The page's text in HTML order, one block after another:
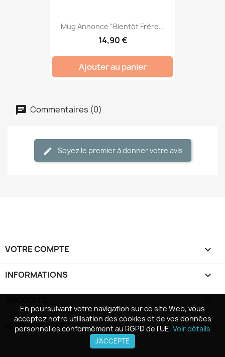
En poursuivant votre navigation sur ce site Web, vous
acceptez notre utilisation des cookies et de vos données
personnelles conformément au RGPD de l'UE. Voir détails
J'ACCEPTE
Mug Annonce "Bientôt Frère...
14,90 €
Ajouter au panier
Commentaires (0)
Soyez le premier à donner votre avis
VOTRE COMPTE 
INFORMATIONS keyboard_arrow_down
NOTRE SOCIÉTÉ 
En poursuivant votre navigation sur ce site Web, vous
acceptez notre utilisation des cookies et de vos données
personnelles conformément au RGPD de l'UE. Voir détails
J'ACCEPTE